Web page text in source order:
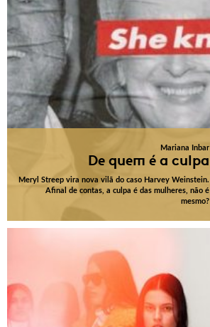
Mariana Inbar
De quem é a culpa
Meryl Streep vira nova vilã do caso Harvey Weinstein.
Afinal de contas, a culpa é das mulheres, não é
mesmo?